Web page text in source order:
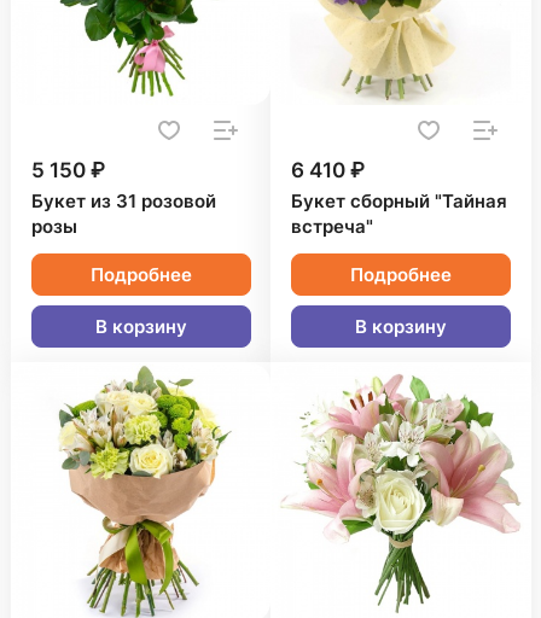
5 150 ₽
Букет из 31 розовой
розы
Подробнее
В корзину
6 410 ₽
Букет сборный "Тайная
встреча"
Подробнее
В корзину